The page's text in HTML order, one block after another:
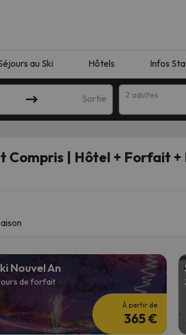
au Ski Hôtels Infos
Sortie 2 adultes
sa boussole, il reviendra.
Compris | Hôtel + Forfait
Nouvel An
de forfait
À partir de
365 €